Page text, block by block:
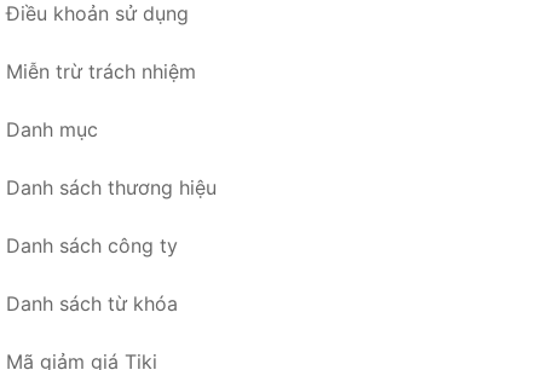
Điều khoản sử dụng
Miễn trừ trách nhiệm
Danh mục
Danh sách thương hiệu
Danh sách công ty
Danh sách từ khóa
Mã giảm giá Tiki